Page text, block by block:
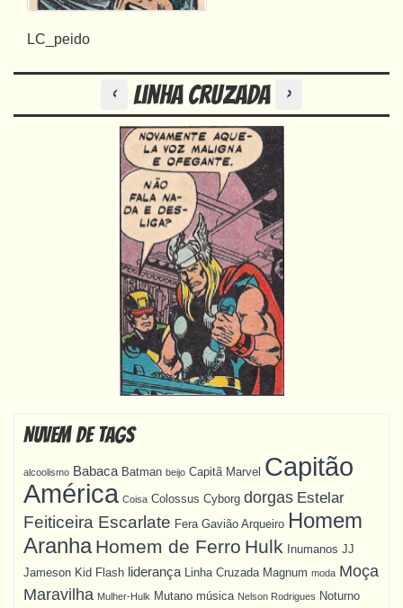
LC_peido
Anterior
< Linha Cruzada Próximo
>
Nuvem de Tags
alcoolismo Babaca Batman beijo Capitã Marvel Capitão
América Coisa Colossus Cyborg dorgas Estelar
Feiticeira Escarlate Fera Gavião Arqueiro Homem
Aranha Homem de Ferro Hulk Inumanos JJ
Jameson Kid Flash liderança Linha Cruzada Magnum moda Moça
Maravilha Mulher-Hulk Mutano música Nelson Rodrigues Noturno